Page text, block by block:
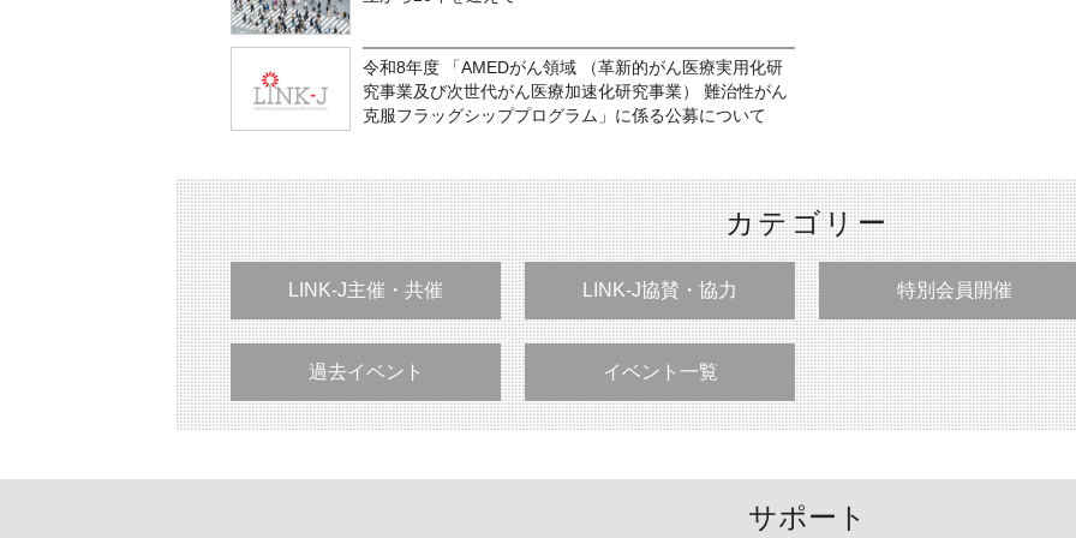
令和8年度 「AMEDがん領域 （革新的がん医療実用化研
究事業及び次世代がん医療加速化研究事業） 難治性がん
克服フラッグシッププログラム」に係る公募について
カテゴリー
LINK-J主催・共催 LINK-J協賛・協力 特別会員開催
過去イベント イベント一覧
サポート